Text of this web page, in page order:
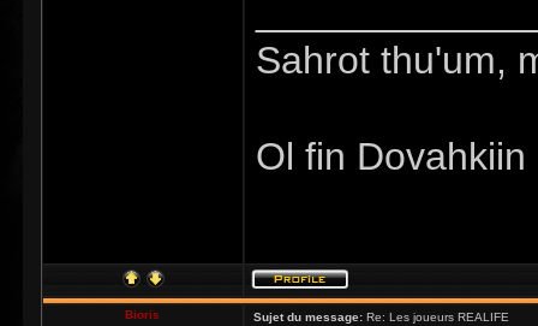
Sahrot thu'um,
Ol fin
Bioris Sujet du message: Re: Les joueurs REALIFE